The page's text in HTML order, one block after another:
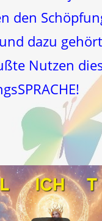
den
dazu
Nutzen